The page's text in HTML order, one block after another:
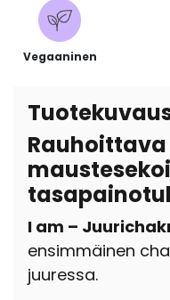
Vegaaninen
I am –
ensimmäinen
juuressa.